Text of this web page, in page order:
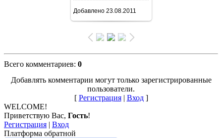
807x605/ 160.5Kb
Добавлено23.08.2011
Всего комментариев: 0
Добавлять комментарии могут только зарегистрированные
пользователи.
[ Регистрация| Вход]
WELCOME!
Приветствую Вас, Гость!
Регистрация | Вход
Платформа обратной